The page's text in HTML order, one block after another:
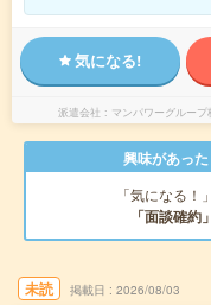
気になる!
派遣会社 マンパワーグルー
興味があっ
「気になる
「面談確約」
未読 掲載日 2026/08/03